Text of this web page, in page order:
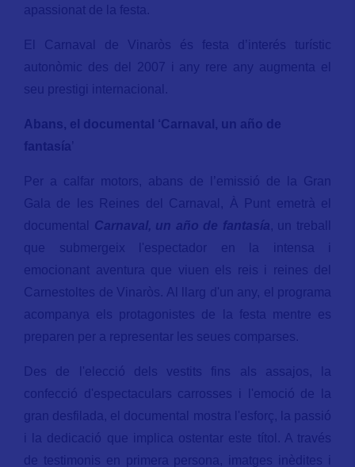
apassionat de la festa.
El Carnaval de Vinaròs és festa d’interés turístic
autonòmic des del 2007 i any rere any augmenta el
seu prestigi internacional.
Abans, el documental ‘Carnaval, un año de
fantasía’
Per a calfar motors, abans de l’emissió de la Gran
Gala de les Reines del Carnaval, À Punt emetrà el
documental Carnaval, un año de fantasía, un treball
que submergeix l'espectador en la intensa i
emocionant aventura que viuen els reis i reines del
Carnestoltes de Vinaròs. Al llarg d'un any, el programa
acompanya els protagonistes de la festa mentre es
preparen per a representar les seues comparses.
Des de l'elecció dels vestits fins als assajos, la
confecció d'espectaculars carrosses i l'emoció de la
gran desfilada, el documental mostra l'esforç, la passió
i la dedicació que implica ostentar este títol. A través
de testimonis en primera persona, imatges inèdites i